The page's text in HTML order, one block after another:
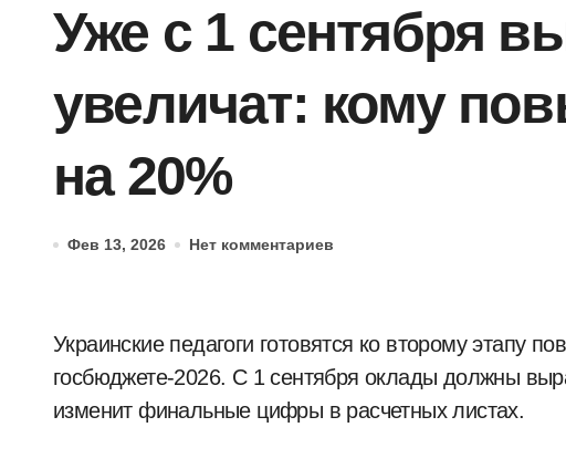
Уже с 1 сентября
увеличат: кому
на 20%
Фев 13, 2026 Нет комментариев
Украинские педагоги готовятся ко второму этапу повышения зарплат, запланированному в
госбюджете-2026. С 1 сентября оклады должны
изменит финальные цифры в расчетных листах.